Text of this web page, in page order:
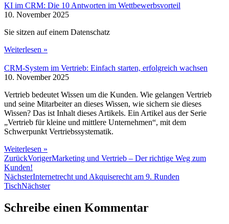
KI im CRM: Die 10 Antworten im Wettbewerbsvorteil
10. November 2025
Sie sitzen auf einem Datenschatz
Weiterlesen »
CRM-System im Vertrieb: Einfach starten, erfolgreich wachsen
10. November 2025
Vertrieb bedeutet Wissen um die Kunden. Wie gelangen Vertrieb
und seine Mitarbeiter an dieses Wissen, wie sichern sie dieses
Wissen? Das ist Inhalt dieses Artikels. Ein Artikel aus der Serie
„Vertrieb für kleine und mittlere Unternehmen“, mit dem
Schwerpunkt Vertriebssystematik.
Weiterlesen »
ZurückVorigerMarketing und Vertrieb – Der richtige Weg zum
Kunden!
NächsterInternetrecht und Akquiserecht am 9. Runden
TischNächster
Schreibe einen Kommentar